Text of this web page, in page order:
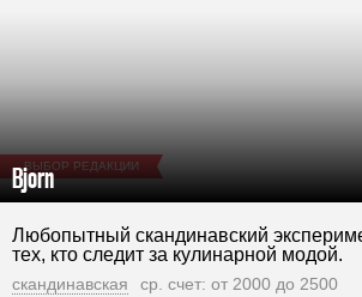
ВЫБОР РЕДАКЦИИ
Bjorn
Любопытный скандинавский
тех, кто следит за кулинарной модой.
скандинавская
ср. счет: от 2000 до 2500